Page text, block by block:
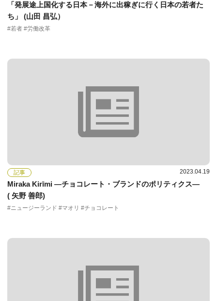
「発展途上国化する日本－海外に出稼ぎに行く日本の若者た
ち」 (山田 昌弘）
#若者 #労働改革
記事 2023.04.19
Miraka Kirīmi ―チョコレート・ブランドのポリティクス―
( 矢野 善郎)
#ニュージーランド #マオリ #チョコレート